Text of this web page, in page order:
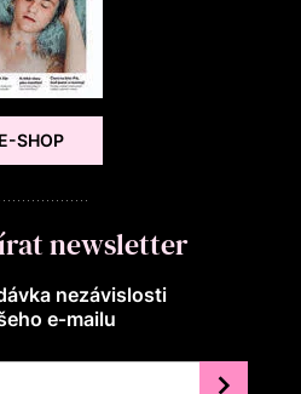
E-SHOP
newsletter
nezávislosti
e‑mailu